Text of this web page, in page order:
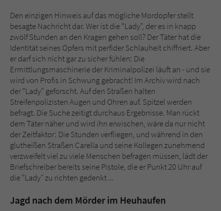
Den einzigen Hinweis auf das mögliche Mordopfer stellt
besagte Nachricht dar. Wer ist die "Lady”, der es in knapp
zwölf Stunden an den Kragen gehen soll? Der Täter hat die
Identität seines Opfers mit perfider Schlauheit chiffriert. Aber
er darf sich nicht gar zu sicher fühlen: Die
Ermittlungsmaschinerie der Kriminalpolizei läuft an - und sie
wird von Profis in Schwung gebracht! Im Archiv wird nach
der "Lady” geforscht. Auf den Straßen halten
Streifenpolizisten Augen und Ohren auf. Spitzel werden
befragt. Die Suche zeitigt durchaus Ergebnisse. Man rückt
dem Täter näher und wird ihn erwischen, wäre da nur nicht
der Zeitfaktor: Die Stunden verfliegen, und während in den
glutheißen Straßen Carella und seine Kollegen zunehmend
verzweifelt viel zu viele Menschen befragen müssen, lädt der
Briefschreiber bereits seine Pistole, die er Punkt 20 Uhr auf
die "Lady” zu richten gedenkt ...
Jagd nach dem Mörder im Heuhaufen